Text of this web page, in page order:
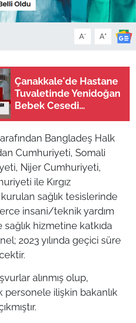
A- A+
Çanakkale'de Hastane
Tuvaletinde Yenidoğan
Bebek Cesedi
Bangladeş Halk
Cumhuriyeti, Somali
Nijer Cumhuriyeti,
ile Kırgız
sağlık tesislerinde
insani/teknik yardım
hizmetine katkıda
2023 yılında geçici süre
alınmış olup,
ilişkin bakanlık